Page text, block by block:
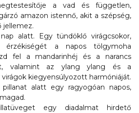
a vad és független,
amazon istennő, akit a szépség,
jellemez.
alatt. Egy tündöklő virágcsokor,
érzékiségét a napos tölgymoha
fel a mandarinhéj és a narancs
valamint az ylang ylang és a
kiegyensúlyozott harmóniáját.
alatt egy ragyogóan napos,
egy diadalmat hirdető